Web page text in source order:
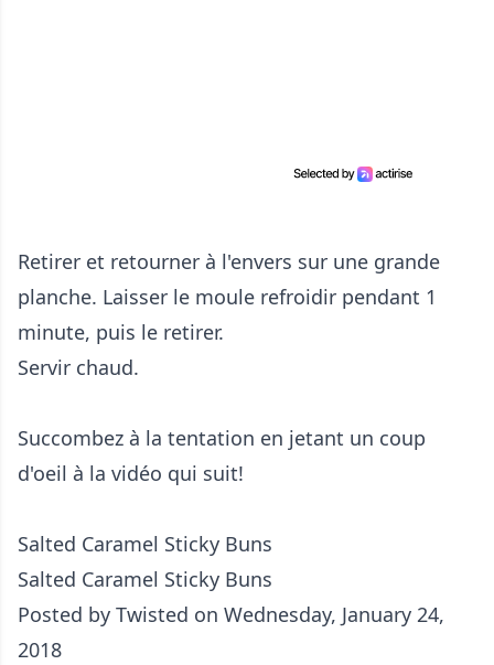
Retirer et retourner à l'envers sur une grande
planche. Laisser le moule refroidir pendant 1
minute, puis le retirer.
Servir chaud.
Succombez à la tentation en jetant un coup
d'oeil à la vidéo qui suit!
Salted Caramel Sticky Buns
Salted Caramel Sticky Buns
Posted by Twisted on Wednesday, January 24,
2018